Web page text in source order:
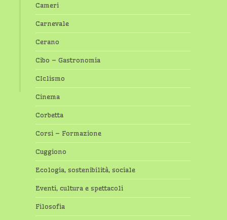
Cameri
Carnevale
Cerano
Cibo – Gastronomia
CIclismo
Cinema
Corbetta
Corsi – Formazione
Cuggiono
Ecologia, sostenibilità, sociale
Eventi, cultura e spettacoli
Filosofia